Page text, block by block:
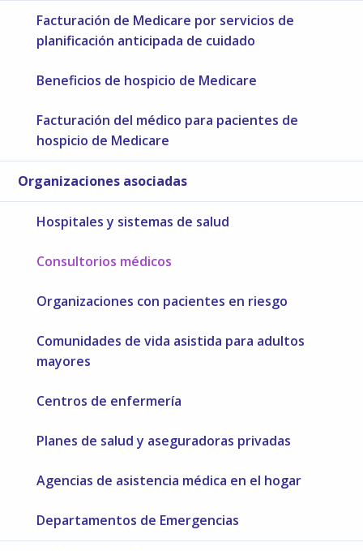
Facturación de Medicare por servicios de
planificación anticipada de cuidado
Beneficios de hospicio de Medicare
Facturación del médico para pacientes de
hospicio de Medicare
Organizaciones asociadas
Hospitales y sistemas de salud
Consultorios médicos
Organizaciones con pacientes en riesgo
Comunidades de vida asistida para adultos
mayores
Centros de enfermería
Planes de salud y aseguradoras privadas
Agencias de asistencia médica en el hogar
Departamentos de Emergencias